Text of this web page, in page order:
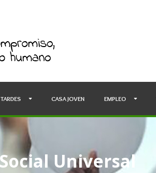
CASA JOVEN EMPLEO
Universal